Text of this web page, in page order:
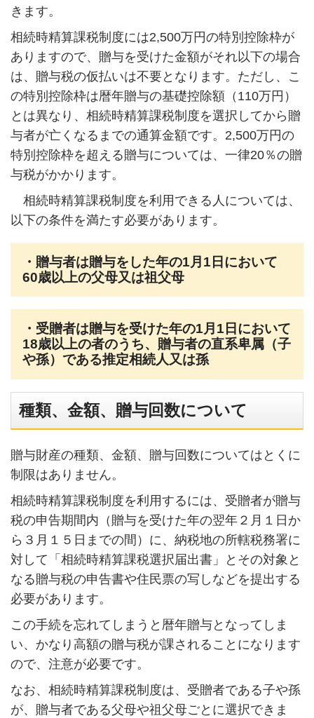
きます。
相続時精算課税制度には2,500万円の特別控除枠が
ありますので、贈与を受けた金額がそれ以下の場合
は、贈与税の仮払いは不要となります。ただし、こ
の特別控除枠は暦年贈与の基礎控除額（110万円）
とは異なり、相続時精算課税制度を選択してから贈
与者が亡くなるまでの通算金額です。2,500万円の
特別控除枠を超える贈与については、一律20％の贈
与税がかかります。
相続時精算課税制度を利用できる人については、
以下の条件を満たす必要があります。
・贈与者は贈与をした年の1月1日において
60歳以上の父母又は祖父母
・受贈者は贈与を受けた年の1月1日において
18歳以上の者のうち、贈与者の直系卑属（子
や孫）である推定相続人又は孫
種類、金額、贈与回数について
贈与財産の種類、金額、贈与回数についてはとくに
制限はありません。
相続時精算課税制度を利用するには、受贈者が贈与
税の申告期間内（贈与を受けた年の翌年２月１日か
ら３月１５日までの間）に、納税地の所轄税務署に
対して「相続時精算課税選択届出書」とその対象と
なる贈与税の申告書や住民票の写しなどを提出する
必要があります。
この手続を忘れてしまうと暦年贈与となってしま
い、かなり高額の贈与税が課されることになります
ので、注意が必要です。
なお、相続時精算課税制度は、受贈者である子や孫
が、贈与者である父母や祖父母ごとに選択できま